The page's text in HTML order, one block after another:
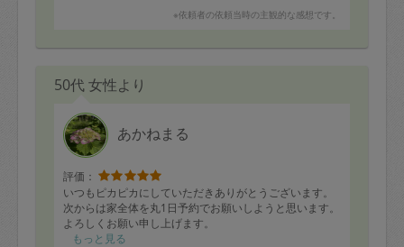
うだけで、ストレス軽減です！※依頼者の依頼当時の主観的な感想です。
50代 女性より
あかねまる
評価：
いつもピカピカにしていただきありがとうございます。
次からは家全体を丸1日予約でお願いしようと思います。
よろしくお願い申し上げます。
もっと見る